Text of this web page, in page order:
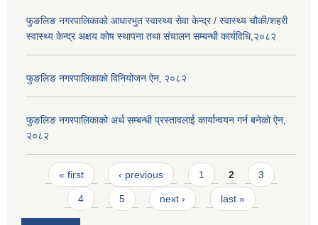
फुङलिङ नगरपालिकाको आधारभुत स्वास्थ्य सेवा केन्द्र / स्वास्थ्य चौकी/शहरी
स्वास्थ्य केन्द्र अक्षय कोष स्थापना तथा संचालन सम्बन्धी कार्यविधि,२०८२
फुङलिङ नगरपालिकाको विनियोजन ऐन‚ २०८२
फुङलिङ नगरपालिकाको अर्थ सम्बन्धी प्रस्तावलाई कार्यान्वयन गर्न बनेको ऐन‚
२०८२
Pages
« first ‹ previous 1 2 3
4 5 next › last »